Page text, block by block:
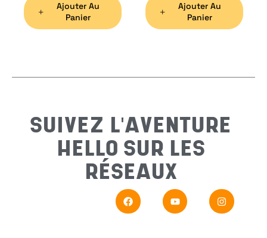
Ajouter Au
Panier
Ajouter Au
Panier
SUIVEZ L'AVENTURE
HELLO SUR LES
RÉSEAUX